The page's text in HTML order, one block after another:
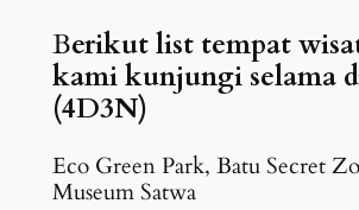
Berikut list tempat
kami kunjungi selama
(4D3N)
Eco Green Park, Batu Secret
Museum Satwa